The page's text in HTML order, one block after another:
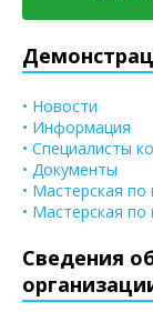
• Новости
• Информация
• Специалисты
• Документы
• Мастерская
• Мастерская
Сведения